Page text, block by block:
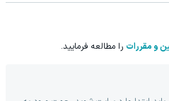
و مقررات را مطالعه فرمایید.